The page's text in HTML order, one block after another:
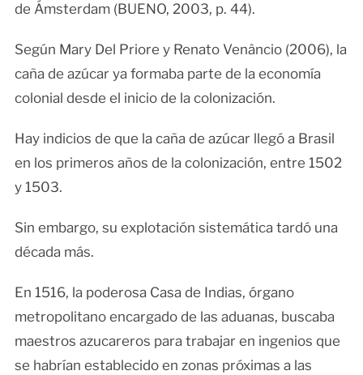
de Ámsterdam (BUENO, 2003, p. 44).
Según Mary Del Priore y Renato Venâncio (2006), la
caña de azúcar ya formaba parte de la economía
colonial desde el inicio de la colonización.
Hay indicios de que la caña de azúcar llegó a Brasil
en los primeros años de la colonización, entre 1502
y 1503.
Sin embargo, su explotación sistemática tardó una
década más.
En 1516, la poderosa Casa de Indias, órgano
metropolitano encargado de las aduanas, buscaba
maestros azucareros para trabajar en ingenios que
se habrían establecido en zonas próximas a las